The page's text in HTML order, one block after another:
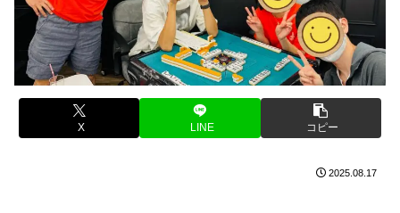
X LINE コピー
2025.08.17